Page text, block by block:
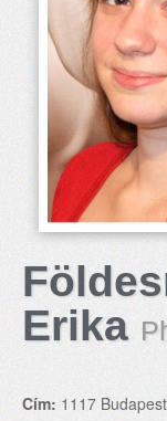
GALÉRIA
KAPCSOLAT
Erika
Cím: 1117